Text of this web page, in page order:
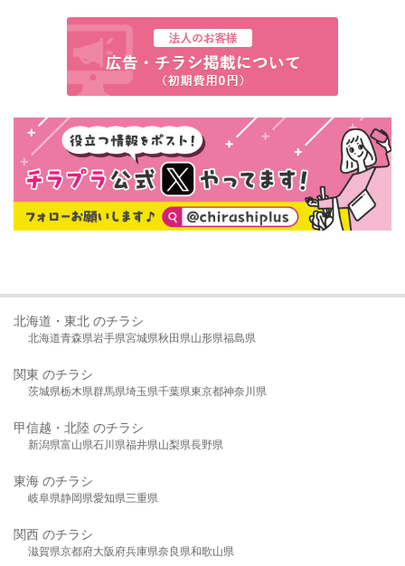
北海道・東北 のチラシ
北海道青森県岩手県宮城県秋田県山形県福島県
関東 のチラシ
茨城県栃木県群馬県埼玉県千葉県東京都神奈川県
甲信越・北陸 のチラシ
新潟県富山県石川県福井県山梨県長野県
東海 のチラシ
岐阜県静岡県愛知県三重県
関西 のチラシ
滋賀県京都府大阪府兵庫県奈良県和歌山県